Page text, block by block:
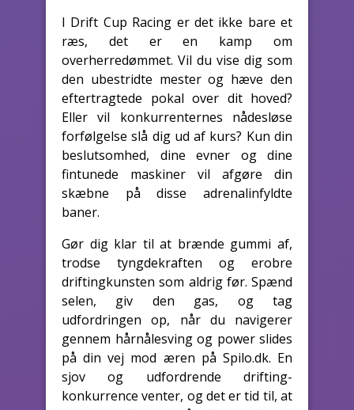
I Drift Cup Racing er det ikke bare et
ræs, det er en kamp om
overherredømmet. Vil du vise dig som
den ubestridte mester og hæve den
eftertragtede pokal over dit hoved?
Eller vil konkurrenternes nådesløse
forfølgelse slå dig ud af kurs? Kun din
beslutsomhed, dine evner og dine
fintunede maskiner vil afgøre din
skæbne på disse adrenalinfyldte
baner.
Gør dig klar til at brænde gummi af,
trodse tyngdekraften og erobre
driftingkunsten som aldrig før. Spænd
selen, giv den gas, og tag
udfordringen op, når du navigerer
gennem hårnålesving og power slides
på din vej mod æren på Spilo.dk. En
sjov og udfordrende drifting-
konkurrence venter, og det er tid til, at